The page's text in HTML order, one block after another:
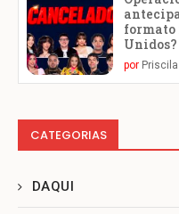
formato
Unidos?
por
CATEGORIAS
DAQUI